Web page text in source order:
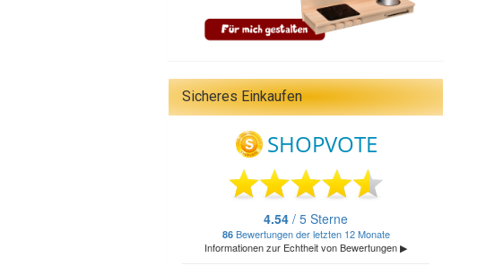
Sicheres Einkaufen